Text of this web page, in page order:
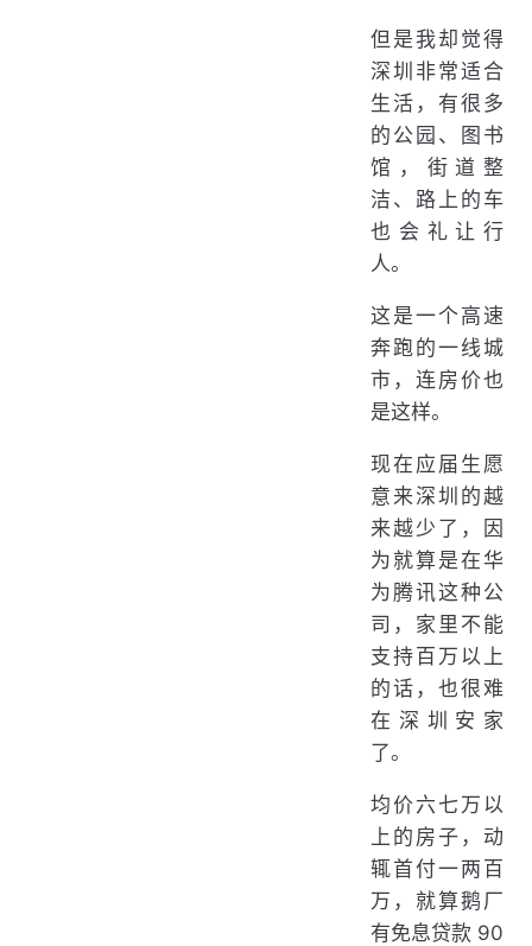
但是我却觉得
深圳非常适合
生活，有很多
的公园、图书
馆，街道整
洁、路上的车
也会礼让行
人。
这是一个高速
奔跑的一线城
市，连房价也
是这样。
现在应届生愿
意来深圳的越
来越少了，因
为就算是在华
为腾讯这种公
司，家里不能
支持百万以上
的话，也很难
在深圳安家
了。
均价六七万以
上的房子，动
辄首付一两百
万，就算鹅厂
有免息贷款 90